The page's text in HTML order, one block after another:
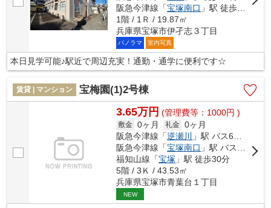
阪急今津線「宝塚南口 」駅 徒歩18分
1階 / 1Ｒ / 19.87㎡
兵庫県宝塚市伊孑志３丁目
パノラマ 室内写真
本日見学可能♪駅近で周辺充実！通勤・通学に便利です☆
賃貸 | マンション 宝梅園(1)2号棟
3.65万円 (管理費等：1000円 )
敷金 0ヶ月 礼金 0ヶ月
阪急今津線「逆瀬川
」駅 バス6分 「宝松苑」 停歩2分
阪急今津線「宝塚南口 」駅 バス12分 「宝松苑」 停歩3分
福知山線「宝塚 」駅 徒歩30分
5階 / 3Ｋ / 43.53㎡
兵庫県宝塚市青葉台１丁目
NEW